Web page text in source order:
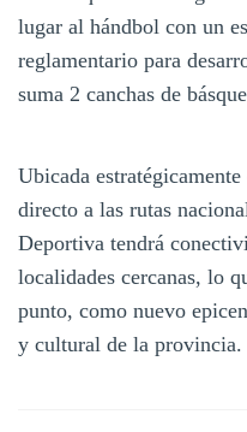
lugar al hándbol con un
reglamentario para
suma 2 canchas de
Ubicada
directo a las rutas
Deportiva tendrá
localidades cercanas, lo
punto, como nuevo
y cultural de la provincia.